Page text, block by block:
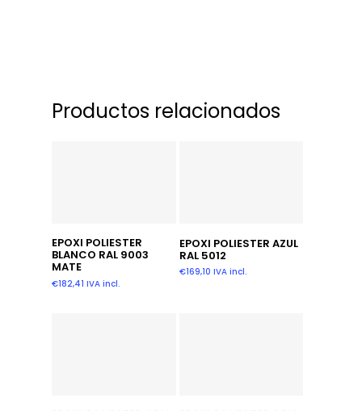
Productos relacionados
Añadir Al Carrito
EPOXI POLIESTER
BLANCO RAL 9003
MATE
€182,41 IVA incl.
Añadir Al Carrito
EPOXI POLIESTER AZUL
RAL 5012
€169,10 IVA incl.